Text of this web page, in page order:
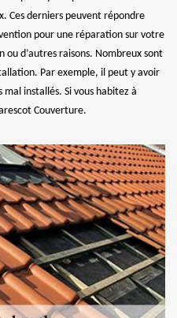
Ces derniers peuvent répondre
pour une réparation sur votre
ou d’autres raisons. Nombreux sont
Par exemple, il peut y avoir
installés. Si vous habitez à
Couverture.